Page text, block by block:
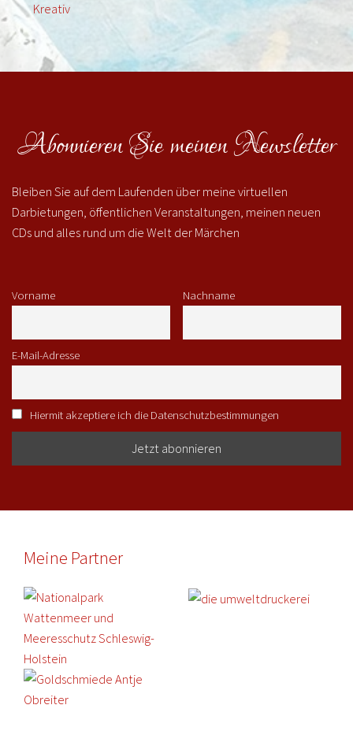
Kreativ
Abonnieren Sie meinen Newsletter
Bleiben Sie auf dem Laufenden über meine virtuellen
Darbietungen, öffentlichen Veranstaltungen, meinen neuen
CDs und alles rund um die Welt der Märchen
Vorname Nachname
E-Mail-Adresse
Hiermit akzeptiere ich die Datenschutzbestimmungen
Meine Partner